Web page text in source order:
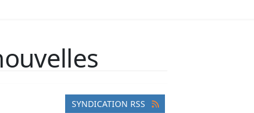
SYNDICATION RSS